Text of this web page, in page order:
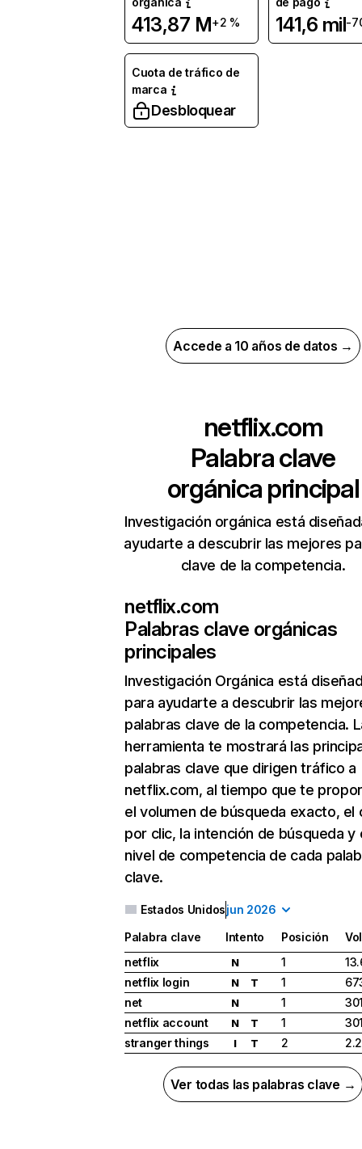
413,87 M+2 % 141,6 mil-
Cuota de tráfico de
marca
Desbloquear
Accede a 10 años de datos →
netflix.com
Palabra clave
orgánica principal
Investigación orgánica está
ayudarte a descubrir las mejores
clave de la competencia.
netflix.com
Palabras clave orgánicas
principales
Investigación Orgánica está
para ayudarte a descubrir las
palabras clave de la competencia.
herramienta te mostrará las
palabras clave que dirigen tráfico a
netflix.com, al tiempo que te
el volumen de búsqueda exacto, el
por clic, la intención de búsqueda y
nivel de competencia de cada
clave.
Estados Unidosjun 2026
Palabra clave Intento Posición
netflix
N 1
netflix login
N T 1
net
N 1
netflix account
N T 1
stranger things
I T 2
Ver todas las palabras clave →